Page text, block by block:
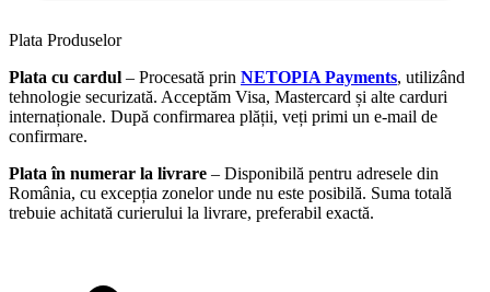
Plata Produselor
Plata cu cardul – Procesată prin NETOPIA Payments, utilizând
tehnologie securizată. Acceptăm Visa, Mastercard și alte carduri
internaționale. După confirmarea plății, veți primi un e-mail de
confirmare.
Plata în numerar la livrare – Disponibilă pentru adresele din
România, cu excepția zonelor unde nu este posibilă. Suma totală
trebuie achitată curierului la livrare, preferabil exactă.